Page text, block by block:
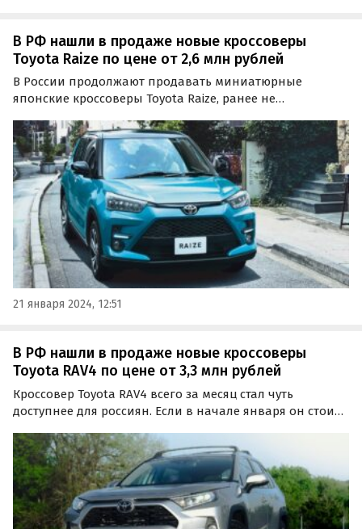
В РФ нашли в продаже новые кроссоверы
Toyota Raize по цене от 2,6 млн рублей
В России продолжают продавать миниатюрные
японские кроссоверы Toyota Raize, ранее не
на них по состоянию на январь 2024 года стартуют от 2
590 000 рублей, сообщает портал «Автоновости дня».
21 января 2024, 12:51
В РФ нашли в продаже новые кроссоверы
Toyota RAV4 по цене от 3,3 млн рублей
Кроссовер Toyota RAV4 всего за месяц стал чуть
доступнее для россиян. Если в начале января он стоил
снизился до 3 299 000 рублей, пишут «Автоновости дня».